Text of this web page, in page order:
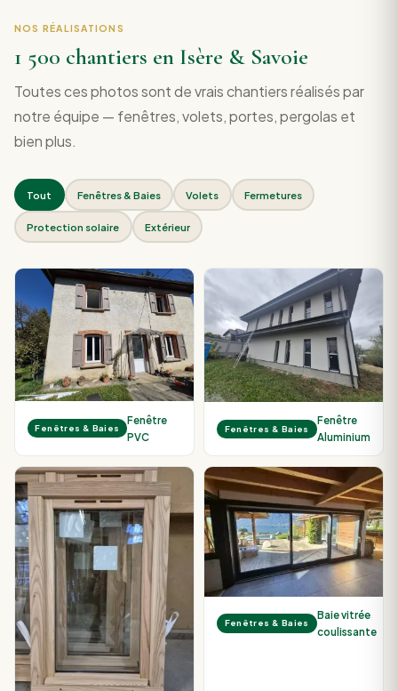
NOS RÉALISATIONS
1 500 chantiers en Isère & Savoie
Toutes ces photos sont de vrais chantiers réalisés par
notre équipe — fenêtres, volets, portes, pergolas et
bien plus.
Tout Fenêtres & Baies Volets Fermetures
Protection solaire Extérieur
Fenêtres & Baies
Fenêtre
PVC
Fenêtres & Baies
Fenêtre
Aluminium
Fenêtres & Baies
Baie vitrée
coulissante